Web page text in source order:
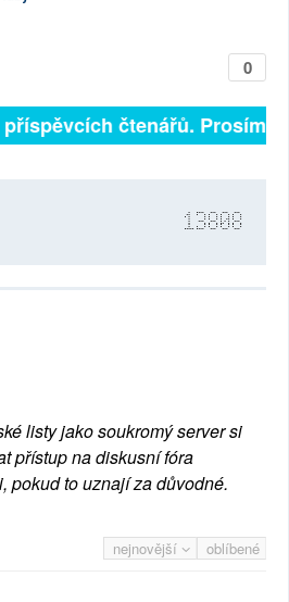
0
čtenářů. Prosíme,
13808
listy jako soukromý server si
přístup na diskusní fóra
pokud to uznají za důvodné.
nejnovější oblíbené